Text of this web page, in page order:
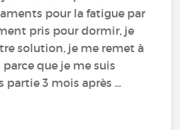
pour la fatigue par
pris pour dormir, je
solution, je me remet à
que je me suis
3 mois après ...